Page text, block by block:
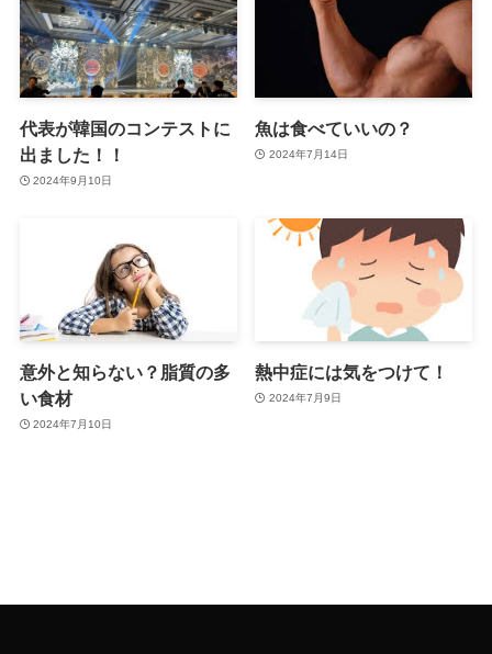
代表が韓国のコンテストに
出ました！！
2024年9月10日
魚は食べていいの？
2024年7月14日
意外と知らない？脂質の多
い食材
2024年7月10日
熱中症には気をつけて！
2024年7月9日